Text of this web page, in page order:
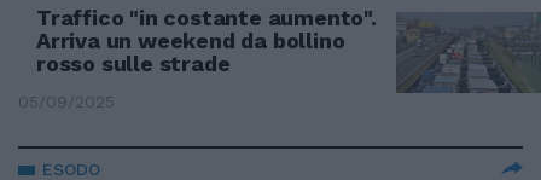
Traffico "in costante aumento".
Arriva un weekend da bollino
rosso sulle strade
05/09/2025
ESODO